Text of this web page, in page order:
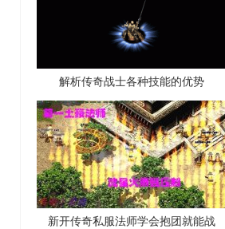
解析传奇战士各种技能的优势
新开传奇私服法师学会抱团就能战